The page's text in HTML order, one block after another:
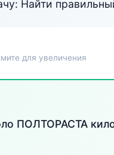
Найти
для увеличения
ПОЛТОРАСТА